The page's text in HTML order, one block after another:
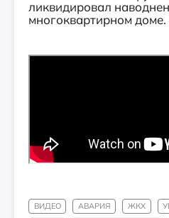
ликвидировал
многоквартирном доме.
ВИДЕО АВАРИЯ ЖКХ